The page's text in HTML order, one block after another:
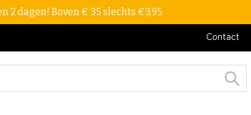
2 dagen! Boven € 35 slechts €3,95
Contact